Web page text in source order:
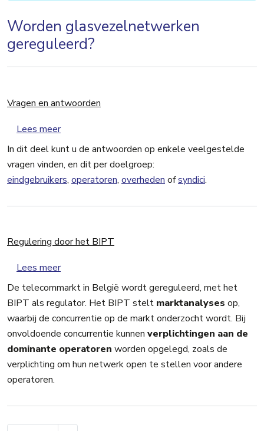
Worden glasvezelnetwerken
gereguleerd?
Vragen en antwoorden
Lees meerover Vragen en antwoorden
In dit deel kunt u de antwoorden op enkele veelgestelde
vragen vinden, en dit per doelgroep:
eindgebruikers, operatoren, overheden ofsyndici.
Regulering door het BIPT
Lees meerover Regulering door het BIPT
De telecommarkt in België wordt gereguleerd, met het
BIPT als regulator. Het BIPT stelt marktanalyses op,
waarbij de concurrentie op de markt onderzocht wordt. Bij
onvoldoende concurrentie kunnen verplichtingen aan de
dominante operatoren worden opgelegd, zoals de
verplichting om hun netwerk open te stellen voor andere
operatoren.